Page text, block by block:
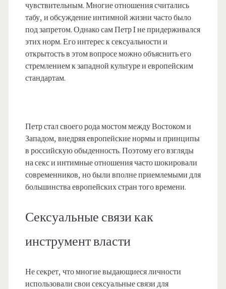
чувствительным. Многие отношения считались
табу, и обсуждение интимной жизни часто было
под запретом. Однако сам Петр I не придерживался
этих норм. Его интерес к сексуальности и
открытость в этом вопросе можно объяснить его
стремлением к западной культуре и европейским
стандартам.
Петр стал своего рода мостом между Востоком и
Западом, внедряя европейские нормы и принципы
в российскую обыденность. Поэтому его взгляды
на секс и интимные отношения часто шокировали
современников, но были вполне приемлемыми для
большинства европейских стран того времени.
Сексуальные связи как
инструмент власти
Не секрет, что многие выдающиеся личности
использовали свои сексуальные связи для